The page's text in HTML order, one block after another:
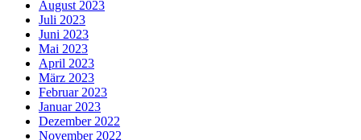
August 2023
Juli 2023
Juni 2023
Mai 2023
April 2023
März 2023
Februar 2023
Januar 2023
Dezember 2022
November 2022